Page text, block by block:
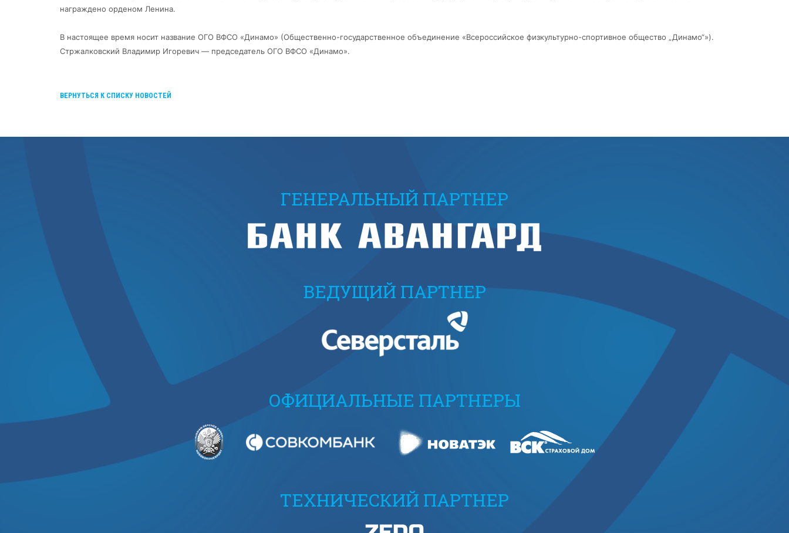
награждено орденом Ленина.
В настоящее время носит название ОГО ВФСО «Динамо» (Общественно-государственное объединение «Всероссийское физкультурно-спортивное общество „Динамо“»).
Стржалковский Владимир Игоревич — председатель ОГО ВФСО «Динамо».
ВЕРНУТЬСЯ К СПИСКУ НОВОСТЕЙ
ГЕНЕРАЛЬНЫЙ ПАРТНЕР
ВЕДУЩИЙ ПАРТНЕР
ОФИЦИАЛЬНЫЕ ПАРТНЕРЫ
ТЕХНИЧЕСКИЙ ПАРТНЕР